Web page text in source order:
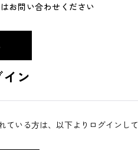
お問い合わせください
ン
ている方は、以下よりログインして